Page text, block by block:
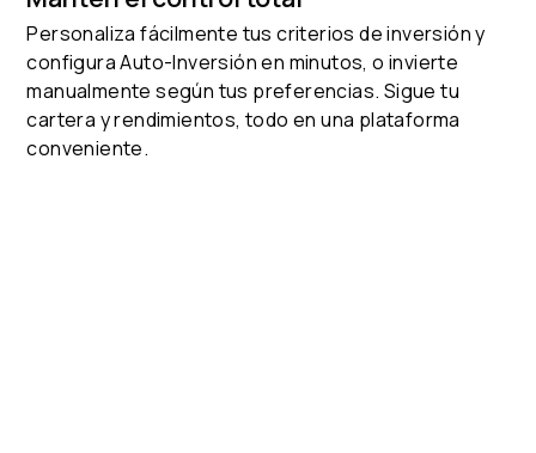
Personaliza fácilmente tus criterios de inversión y
configura Auto-Inversión en minutos, o invierte
manualmente según tus preferencias. Sigue tu
cartera y rendimientos, todo en una plataforma
conveniente.